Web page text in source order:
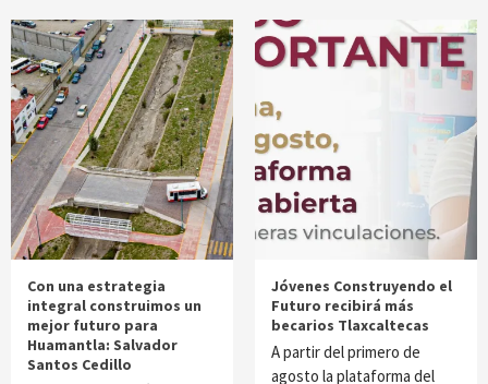
Con una estrategia
integral construimos un
mejor futuro para
Huamantla: Salvador
Santos Cedillo
Jóvenes Construyendo el
Futuro recibirá más
becarios Tlaxcaltecas
A partir del primero de
agosto la plataforma del